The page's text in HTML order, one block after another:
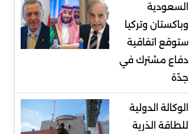
السعودية
وباكستان وتركيا
ستوقع اتفاقية
دفاع مشترك في
جدّة
الوكالة الدولية
للطاقة الذرية